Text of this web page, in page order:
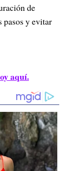
de
pasos y evitar
aquí.